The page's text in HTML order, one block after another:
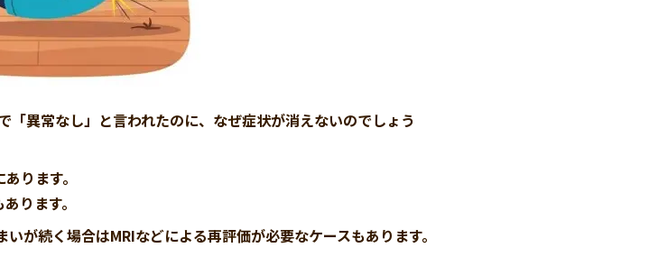
異常なし」と言われたのに、なぜ症状が消えないのでしょう
ります。
ります。
いが続く場合はMRIなどによる再評価が必要なケースもあります。